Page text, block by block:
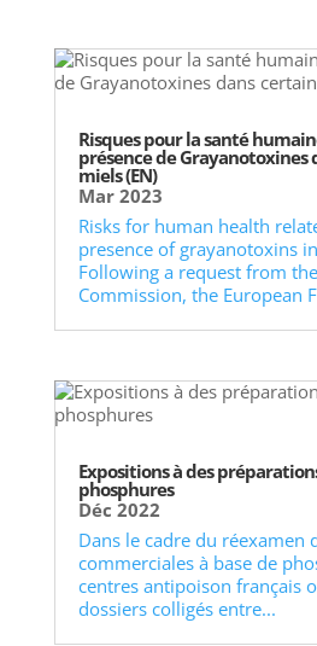
Risques pour la santé
présence de Grayanotoxines
miels (EN)
Mar 2023
Risks for human health
presence of grayanotoxins
Following a request from
Commission, the European
Expositions à des
phosphures
Déc 2022
Dans le cadre du réexamen
commerciales à base de
centres antipoison français
dossiers colligés entre...